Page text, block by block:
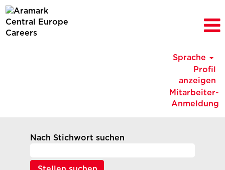
Sprache
Profil
anzeigen
Mitarbeiter-
Anmeldung
Nach Stichwort suchen